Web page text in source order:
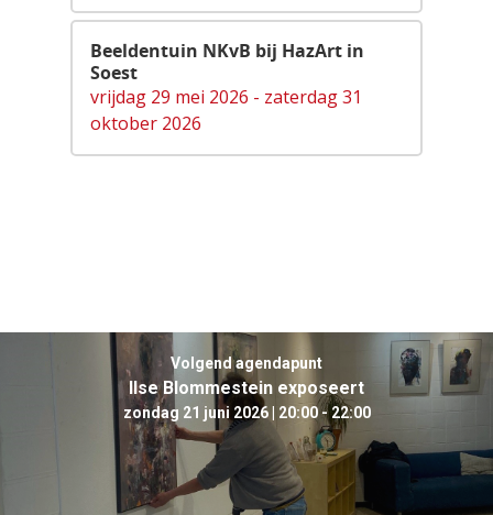
Beeldentuin NKvB bij HazArt in
Soest
vrijdag 29 mei 2026 - zaterdag 31
oktober 2026
Volgend agendapunt
Ilse Blommestein exposeert
zondag 21 juni 2026 | 20:00 - 22:00
Agenda